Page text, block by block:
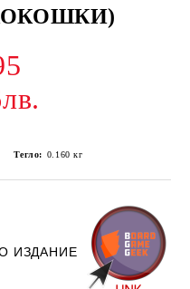
Тегло: 0.160 кг
ИЗДАНИЕ